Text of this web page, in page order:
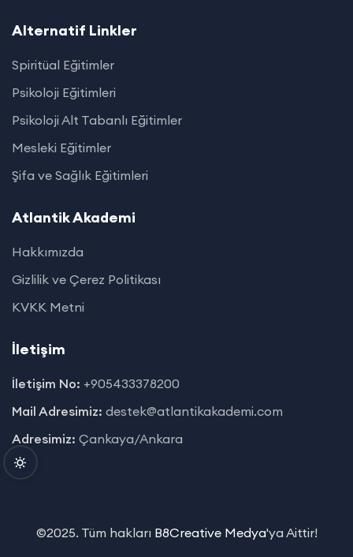
Alternatif Linkler
Spiritüal Eğitimler
Psikoloji Eğitimleri
Psikoloji Alt Tabanlı Eğitimler
Mesleki Eğitimler
Şifa ve Sağlık Eğitimleri
Atlantik Akademi
Hakkımızda
Gizlilik ve Çerez Politikası
KVKK Metni
İletişim
İletişim No: +905433378200
Mail Adresimiz: destek@atlantikakademi.com
Adresimiz: Çankaya/Ankara
©2025. Tüm hakları B8Creative Medya'ya Aittir!